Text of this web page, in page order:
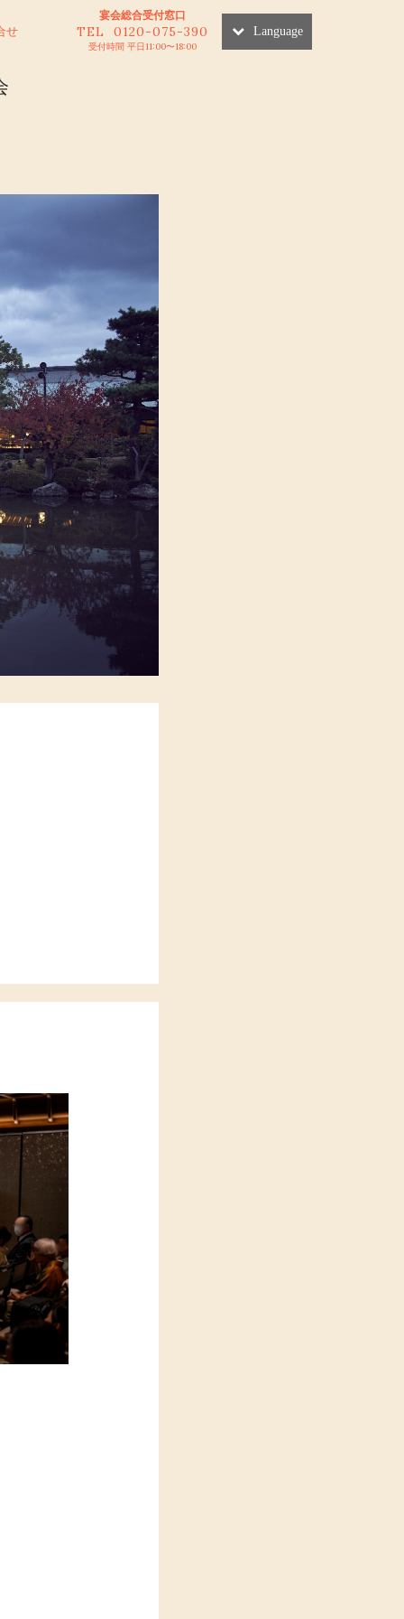
せ Language
宴会総合受付窓口
TEL 0120-075-390
受付時間 平日11:00〜18:00